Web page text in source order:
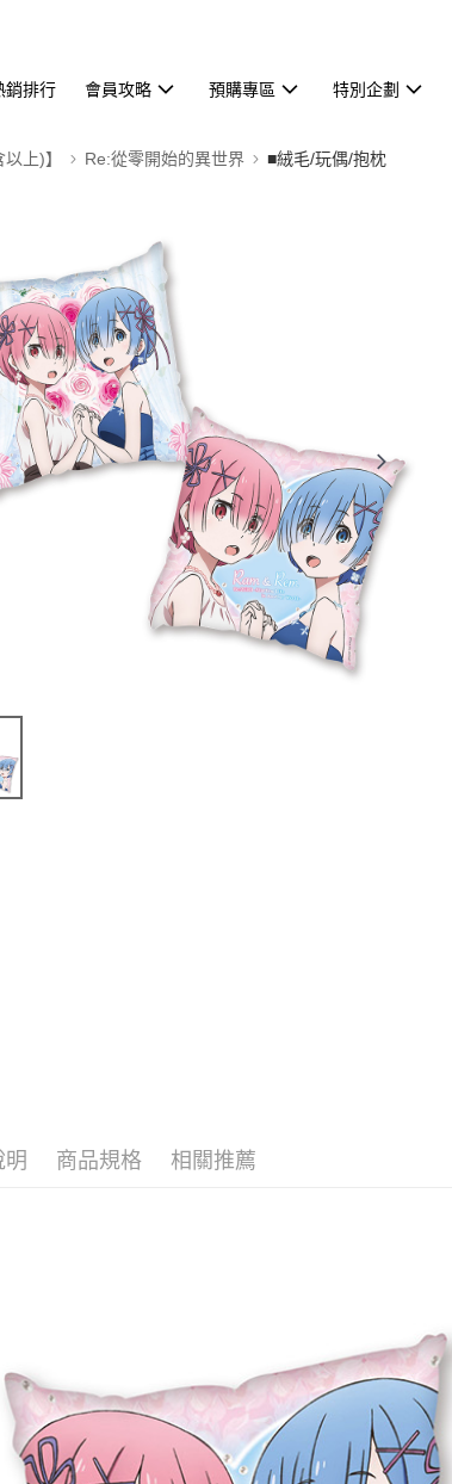
銷排行 會員攻略 預購專區 特別企劃
上)】 Re:從零開始的異世界 ■絨毛/玩偶/抱枕
明 商品規格 相關推薦